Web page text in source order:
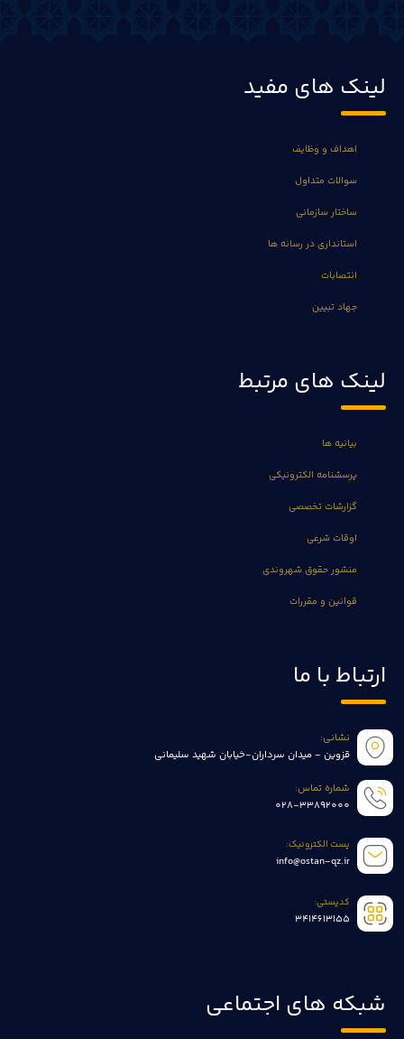
لینک های مفید
اهداف و وظایف
سوالات متداول
ساختار سازمانی
استانداری در رسانه ها
انتصابات
جهاد تبیین
لینک های مرتبط
بیانیه ها
پرسشنامه الکترونیکی
گزارشات تخصصی
اوقات شرعی
منشور حقوق شهروندی
قوانین و مقررات
ارتباط با ما
نشانی:
قزوین - میدان سرداران-خیابان شهید سلیمانی
شماره تماس:
028-33892000
پست الکترونیک:
info@ostan-qz.ir
کدپستی:
3414613155
شبکه های اجتماعی